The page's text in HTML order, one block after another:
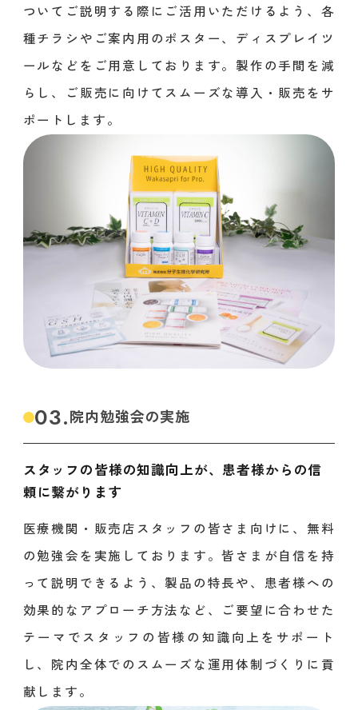
ついてご説明する際にご活用いただけるよう、各
種チラシやご案内用のポスター、ディスプレイツ
ールなどをご用意しております。製作の手間を減
らし、ご販売に向けてスムーズな導入・販売をサ
ポートします。
03.院内勉強会の実施
スタッフの皆様の知識向上が、患者様からの信
頼に繋がります
医療機関・販売店スタッフの皆さま向けに、無料
の勉強会を実施しております。皆さまが自信を持
って説明できるよう、製品の特長や、患者様への
効果的なアプローチ方法など、ご要望に合わせた
テーマでスタッフの皆様の知識向上をサポート
し、院内全体でのスムーズな運用体制づくりに貢
献します。